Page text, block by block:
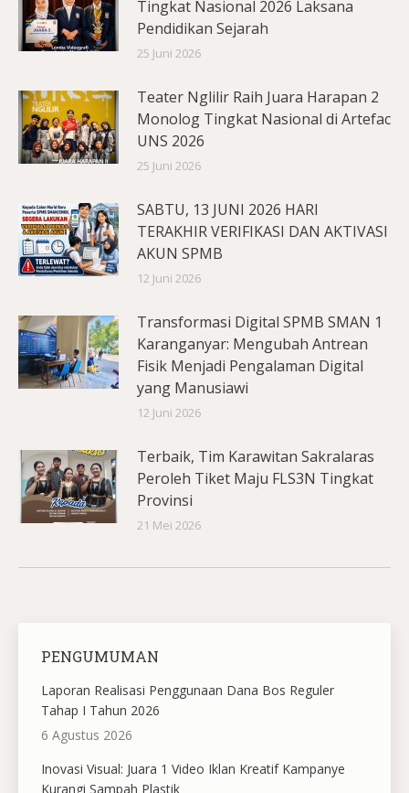
Tingkat Nasional 2026 Laksana
Pendidikan Sejarah
25 Juni 2026
Teater Nglilir Raih Juara Harapan 2
Monolog Tingkat Nasional di Artefac
UNS 2026
25 Juni 2026
SABTU, 13 JUNI 2026 HARI
TERAKHIR VERIFIKASI DAN AKTIVASI
AKUN SPMB
12 Juni 2026
Transformasi Digital SPMB SMAN 1
Karanganyar: Mengubah Antrean
Fisik Menjadi Pengalaman Digital
yang Manusiawi
12 Juni 2026
Terbaik, Tim Karawitan Sakralaras
Peroleh Tiket Maju FLS3N Tingkat
Provinsi
21 Mei 2026
PENGUMUMAN
Laporan Realisasi Penggunaan Dana Bos Reguler
Tahap I Tahun 2026
6 Agustus 2026
Inovasi Visual: Juara 1 Video Iklan Kreatif Kampanye
Kurangi Sampah Plastik